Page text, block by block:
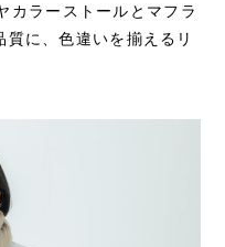
カラーストールとマフラ
に、色違いを揃えるリ